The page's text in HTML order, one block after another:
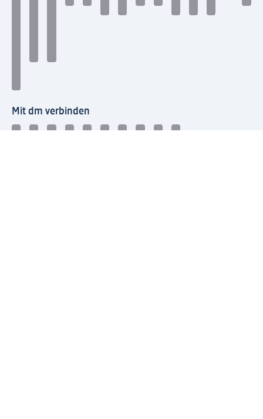
Mit dm verbinden